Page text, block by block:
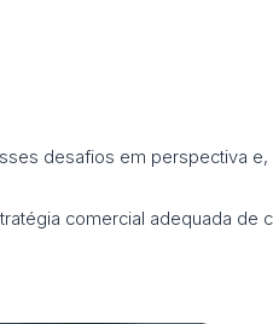
desafios em perspectiva e,
comercial adequada de